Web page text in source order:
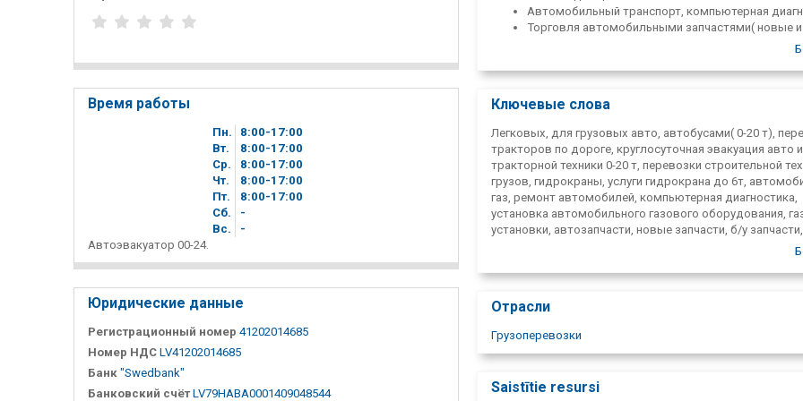
Время работы
Пн. 8 00-17 00
Вт.
8 00-17 00
Ср.
8 00-17 00
Чт.
8 00-17 00
Пт.
8 00-17 00
Сб.
-
Вc.
-
Автоэвакуатор 00-24.
Юридические данные
Регистрационный номер 41202014685
Номер НДС LV41202014685
Банк "Swedbank"
Банковский счёт LV79HABA0001409048544
Автомобильный транспорт, компьютерная
Торговля автомобильными запчастями( новые и
мини-экскаватора;
Доставка и транспортировка песка, гравия,
Ключевые слова
Легковых, для грузовых авто, автобусами( 0-20 т),
тракторов по дороге, круглосуточная эвакуация авто и
тракторной техники 0-20 т, перевозки строительной
грузов, гидрокраны, услуги гидрокрана до 6т,
газ, ремонт автомобилей, компьютерная диагностика,
установка автомобильного газового оборудования,
установки, автозапчасти, новые запчасти, б/у запчасти,
закупка авто на ремонт и запчасти, закупка
лицензированное списывание, пассажирские
прокат контейнеров, песок, грунт, щепа, доставка,
демонтаж зданий, торговля пользованым строй
самосвал, В латвии, В Кулдыге, В Кулдыгском районе, В
лицензированные грузовые перевозки,
Отрасли
Грузоперевозки
Saistītie resursi